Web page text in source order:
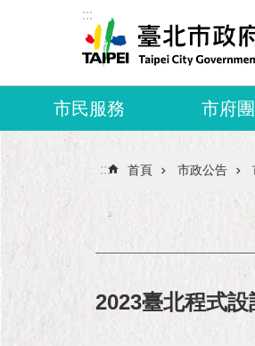
跳到主要內容區塊
:::
市民服務 市府
::: 首頁 市政公告
2023臺北程式